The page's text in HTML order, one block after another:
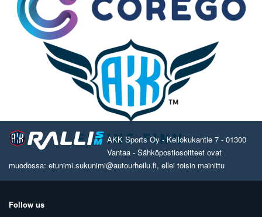
AKK Sports Oy - Kellokukantie 7 - 01300
Vantaa - Sähköpostiosoitteet ovat
muodossa: etunimi.sukunimi@autourheilu.fi, ellei toisin mainittu
Follow us